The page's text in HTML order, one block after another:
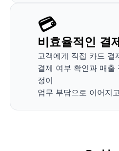
💳
비효율적인 결
고객에게 직접 카드 결
결제 여부 확인과 매출
정이
업무 부담으로 이어지